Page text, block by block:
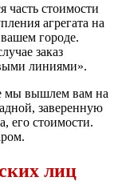
часть стоимости
агрегата на
городе.
заказ
линиями».
мы вышлем вам на
заверенную
его стоимости.
лиц